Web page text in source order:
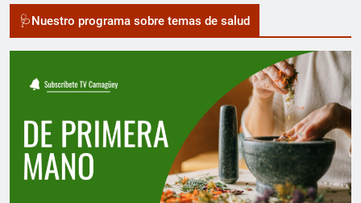
🩺Nuestro programa sobre temas de salud